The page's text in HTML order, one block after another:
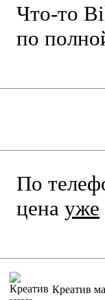
Что-то
по
По
цена уже
Креатив